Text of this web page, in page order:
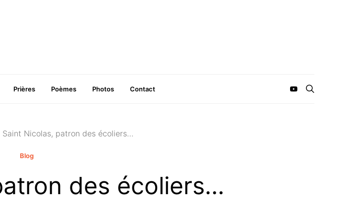
Prières Poèmes Photos Contact
Saint Nicolas, patron des écoliers…
Blog
des écoliers…